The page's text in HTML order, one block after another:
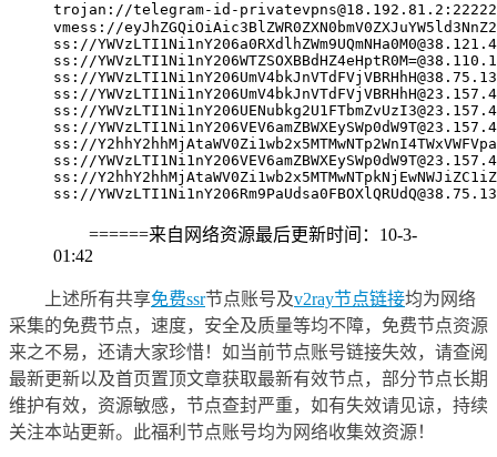
trojan://telegram-id-privatevpns@18.192.81.2
vmess://
ss://
ss://
ss://
ss://
ss://
ss://
ss://
ss://
ss://
ss://
======来自网络资源最后更新时间：10-3-
01:42
上述所有共享免费ssr节点账号及v2ray节点链接均为网络
采集的免费节点，速度，安全及质量等均不障，免费节点资源
来之不易，还请大家珍惜！如当前节点账号链接失效，请查阅
最新更新以及首页置顶文章获取最新有效节点，部分节点长期
维护有效，资源敏感，节点查封严重，如有失效请见谅，持续
关注本站更新。此福利节点账号均为网络收集效资源！